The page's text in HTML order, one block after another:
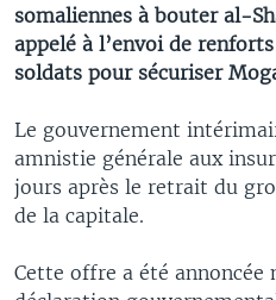
somaliennes à bouter al-
appelé à l’envoi de
soldats pour sécuriser
Le gouvernement
amnistie générale aux
jours après le retrait du
de la capitale.
Cette offre a été annoncée